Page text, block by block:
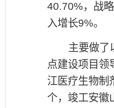
40.70%，战
入增长9%。
主要做了
点建设项目领
江医疗生物制
个，竣工安徽